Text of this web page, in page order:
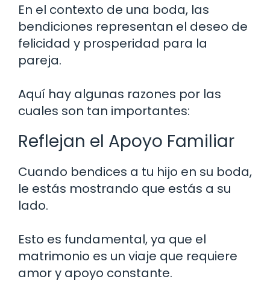
En el contexto de una boda, las
bendiciones representan el deseo de
felicidad y prosperidad para la
pareja.
Aquí hay algunas razones por las
cuales son tan importantes:
Reflejan el Apoyo Familiar
Cuando bendices a tu hijo en su boda,
le estás mostrando que estás a su
lado.
Esto es fundamental, ya que el
matrimonio es un viaje que requiere
amor y apoyo constante.